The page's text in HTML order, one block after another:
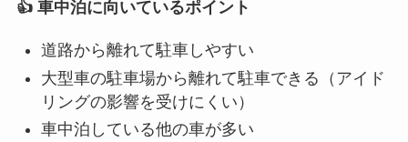
👍 車中泊に向いているポイント
道路から離れて駐車しやすい
大型車の駐車場から離れて駐車できる（アイド
リングの影響を受けにくい）
車中泊している他の車が多い